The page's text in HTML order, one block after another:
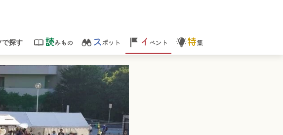
で探す 読みもの スポット イ ベント 特集